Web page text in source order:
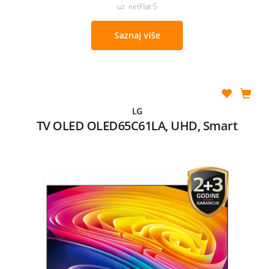
uz netFlat 5
Saznaj više
LG
TV OLED OLED65C61LA, UHD, Smart